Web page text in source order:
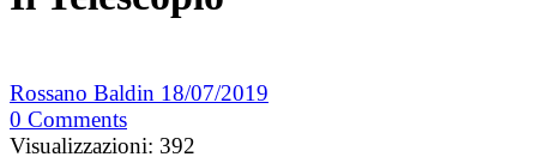
Rossano Baldin 18/07/2019
0 Comments
Visualizzazioni: 392